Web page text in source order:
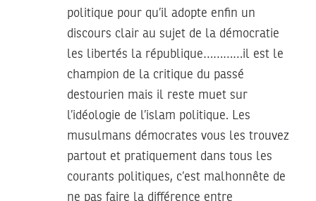
politique pour qu’il adopte enfin un
discours clair au sujet de la démocratie
les libertés la république…………il est le
champion de la critique du passé
destourien mais il reste muet sur
l’idéologie de l’islam politique. Les
musulmans démocrates vous les trouvez
partout et pratiquement dans tous les
courants politiques, c’est malhonnête de
ne pas faire la différence entre